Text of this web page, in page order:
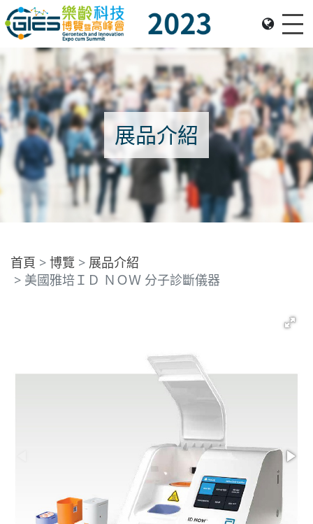
Date: Expo: 23-26 Nov 2023, Venue: Hall 1A-C, HKCEC
展品介紹
首頁 博覽
展品介紹
美國雅培ＩＤ ＮＯＷ 分子診斷儀器